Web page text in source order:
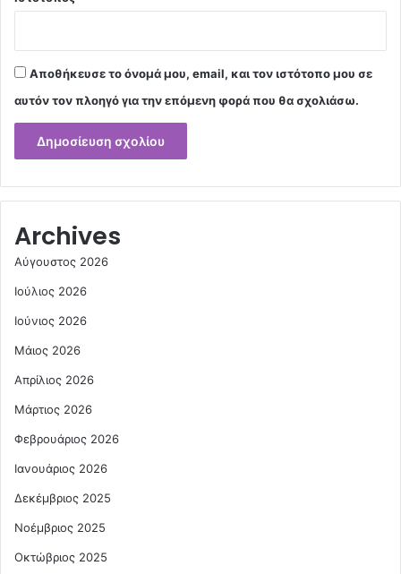
Αποθήκευσε το όνομά μου, email, και τον ιστότοπο μου σε
αυτόν τον πλοηγό για την επόμενη φορά που θα σχολιάσω.
Archives
Αύγουστος 2026
Ιούλιος 2026
Ιούνιος 2026
Μάιος 2026
Απρίλιος 2026
Μάρτιος 2026
Φεβρουάριος 2026
Ιανουάριος 2026
Δεκέμβριος 2025
Νοέμβριος 2025
Οκτώβριος 2025